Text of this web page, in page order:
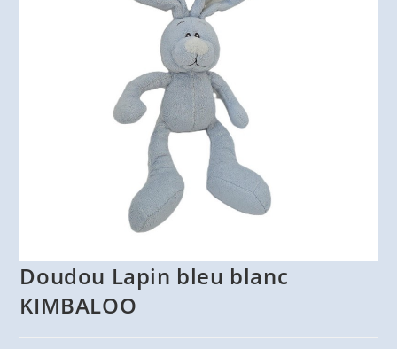
Doudou Lapin bleu blanc
KIMBALOO